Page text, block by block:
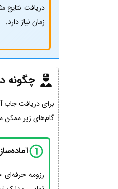
زمان نیاز دارد.
چگونه
برای دریافت جاب
گام‌های زیر ممکن
رزومه